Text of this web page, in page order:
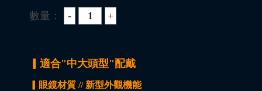
數量：
▎適合"中大頭型"配戴
▎眼鏡材質 // 新型外觀機能